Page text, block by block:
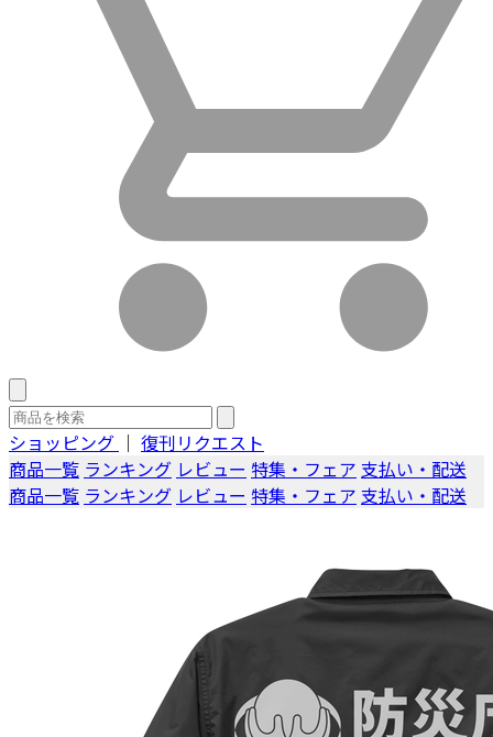
ショッピング ｜ 復刊リクエスト
商品一覧 ランキング レビュー 特集・フェア 支払い・配送
商品一覧 ランキング レビュー 特集・フェア 支払い・配送